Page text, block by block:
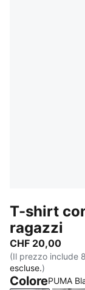
T-shirt
ragazzi
CHF 20,00
(Il prezzo include
escluse.)
ColorePUMA